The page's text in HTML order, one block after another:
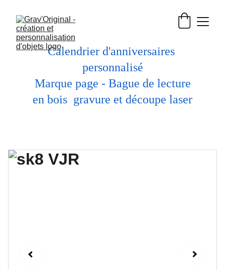
Calendrier d'anniversaires
personnalisé
en bois  gravure et découpe laser